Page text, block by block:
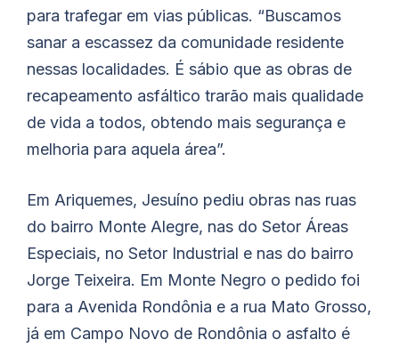
para trafegar em vias públicas. “Buscamos
sanar a escassez da comunidade residente
nessas localidades. É sábio que as obras de
recapeamento asfáltico trarão mais qualidade
de vida a todos, obtendo mais segurança e
melhoria para aquela área”.
Em Ariquemes, Jesuíno pediu obras nas ruas
do bairro Monte Alegre, nas do Setor Áreas
Especiais, no Setor Industrial e nas do bairro
Jorge Teixeira. Em Monte Negro o pedido foi
para a Avenida Rondônia e a rua Mato Grosso,
já em Campo Novo de Rondônia o asfalto é